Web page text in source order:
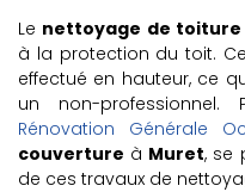
Le nettoyage de toiture
à la protection du toit.
effectué en hauteur, ce
un non-professionnel.
Rénovation Générale
couverture à Muret, se
de ces travaux de